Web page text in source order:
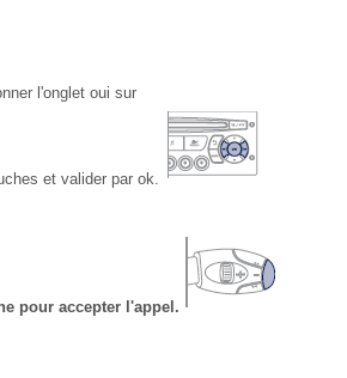
l'onglet oui sur
et valider par ok.
pour accepter l'appel.